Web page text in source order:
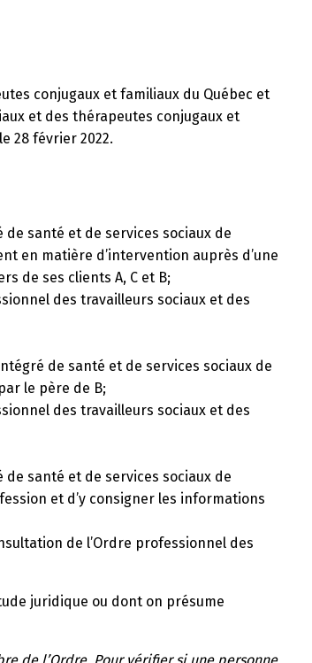
conjugaux et familiaux du Québec et
et des thérapeutes conjugaux et
28 février 2022.
de santé et de services sociaux de
en matière d’intervention auprès d’une
de ses clients A, C et B;
des travailleurs sociaux et des
de santé et de services sociaux de
le père de B;
des travailleurs sociaux et des
de santé et de services sociaux de
et d’y consigner les informations
de l’Ordre professionnel des
juridique ou dont on présume